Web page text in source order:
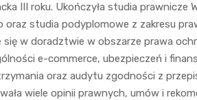
III roku. Ukończyła studia prawnicze
studia podyplomowe z zakresu
się w doradztwie w obszarze prawa
e-commerce, ubezpieczeń i
oraz audytu zgodności z
wiele opinii prawnych, umów i